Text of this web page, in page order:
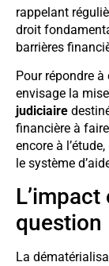
rappelant
droit
barrières
Pour répondre
envisage la
judiciaire
financière à
encore à
le système
question
La